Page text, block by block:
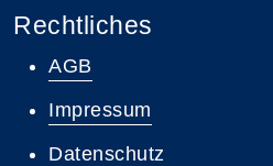
Rechtliches
AGB
Impressum
Datenschutz